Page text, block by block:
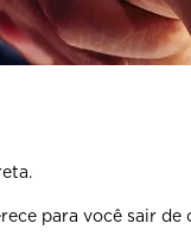
para você sair de